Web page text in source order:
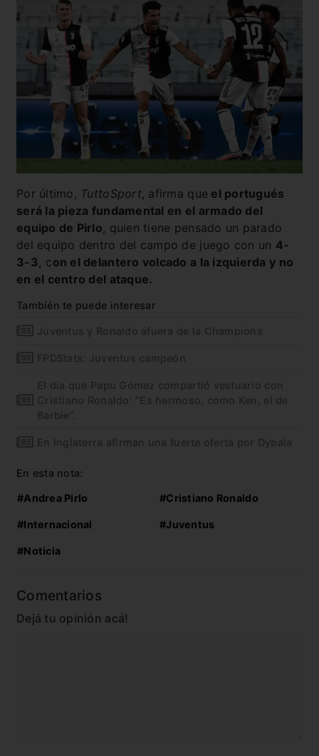
Por último, TuttoSport, afirma que el portugués
será la pieza fundamental en el armado del
equipo de Pirlo, quien tiene pensado un parado
del equipo dentro del campo de juego con un 4-
3-3, con el delantero volcado a la izquierda y no
en el centro del ataque.
También te puede interesar
Juventus y Ronaldo afuera de la Champions
FPDStats: Juventus campeón
El día que Papu Gómez compartió vestuario con
Cristiano Ronaldo: “Es hermoso, como Ken, el de
Barbie”.
En Inglaterra afirman una fuerte oferta por Dybala
En esta nota:
#Andrea Pirlo #Cristiano Ronaldo
#Internacional #Juventus
#Noticia
Comentarios
Dejá tu opinión acá!